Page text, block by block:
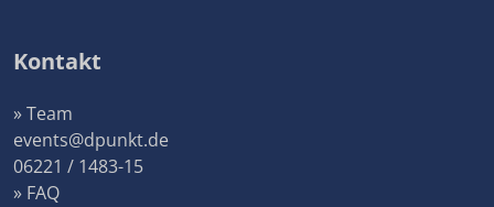
Kontakt
» Team
events@dpunkt.de
06221 / 1483-15
» FAQ